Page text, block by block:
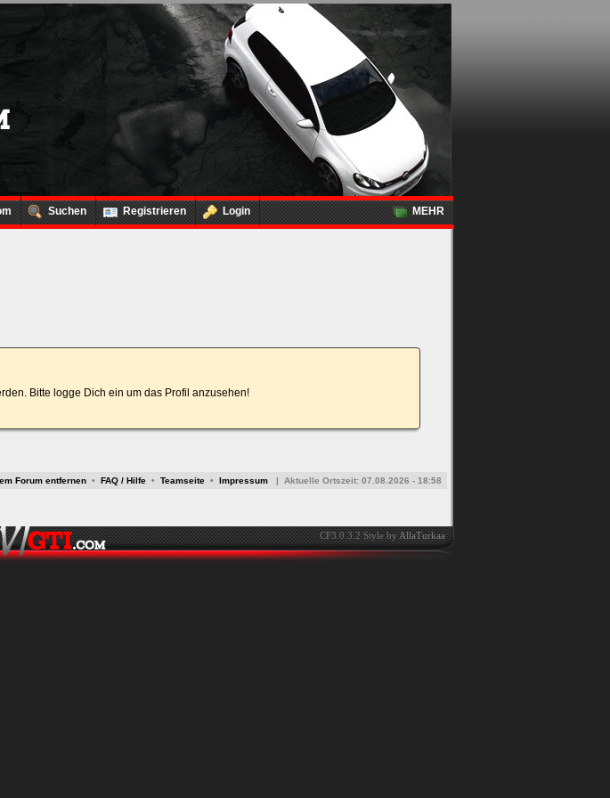
Suchen Registrieren Login MEHR
Bitte logge Dich ein um das Profil anzusehen!
Forum entfernen • FAQ / Hilfe • Teamseite • Impressum | Aktuelle Ortszeit: 07.08.2026 - 18:58
CF3.0.3.2 Style byAllaTurkaa